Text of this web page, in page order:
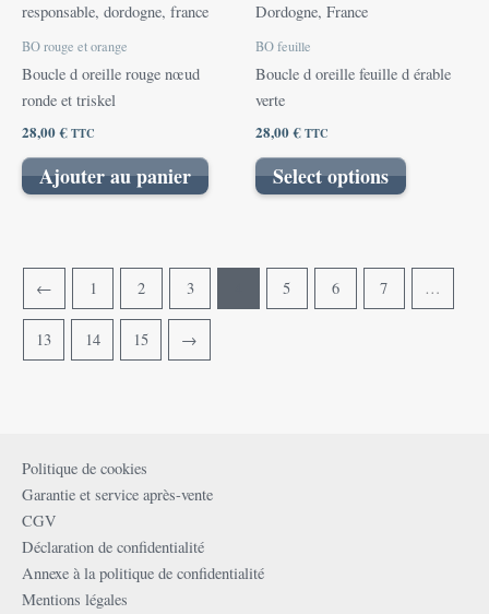
BO rouge et orange
Boucle d oreille rouge nœud
ronde et triskel
28,00€TTC
Ajouter au panier
BO feuille
Boucle d oreille feuille d érable
verte
28,00€TTC
Select options
← 1 2 3 5 6 7 …
13 14 15 →
Politique de cookies
Garantie et service après-vente
CGV
Déclaration de confidentialité
Annexe à la politique de confidentialité
Mentions légales